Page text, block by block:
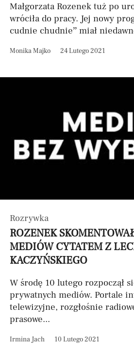
Małgorzata Rozenek tuż po
wróciła do pracy. Jej nowy
cudnie chudnie” miał
Monika Majko 24 Lutego 2021
Rozrywka
ROZENEK
MEDIÓW CYTATEM Z
KACZYŃSKIEGO
W środę 10 lutego rozpoczął
prywatnych mediów. Portale
telewizyjne, rozgłośnie
prasowe...
Irmina Jach 10 Lutego 2021